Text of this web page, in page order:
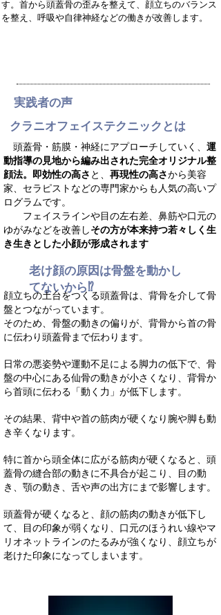
す。首から頭蓋骨の歪みを整えて、顔立ちのバランス
を整え、呼吸や自律神経などの働きが改善します。
​実践者の声
クラニオフェイステクニックとは
頭蓋骨・筋膜・神経にアプローチしていく、 運
動指導の見地から編み出された完全オリジナル整
顔法。 即効性の高さ と、 再現性の高さから美容
家、セラピストなどの専門家からも人気の高いプ
ログラムです。
フェイスラインや目の左右差、鼻筋や口元の
ゆがみなどを改善しその方が本来持つ若々しく生
き生きとした小顔が形成されます
老け顔の原因は骨盤を動かし
てないから⁉
顔立ちの土台をつくる頭蓋骨は、背骨を介して骨
盤とつながっています。
そのため、骨盤の動きの偏りが、背骨から首の骨
に伝わり頭蓋骨まで伝わります。
日常の悪姿勢や運動不足による脚力の低下で、骨
盤の中心にある仙骨の動きが小さくなり、背骨か
ら首頭に伝わる「動く力」が低下します。
その結果、背中や首の筋肉が硬くなり腕や脚も動
き辛くなります。
特に首から頭全体に広がる筋肉が硬くなると、頭
蓋骨の縫合部の動きに不具合が起こり、目の動
き、顎の動き、舌や声の出方にまで影響します。
頭蓋骨が硬くなると、顔の筋肉の動きが低下し
て、目の印象が弱くなり、口元のほうれい線やマ
リオネットラインのたるみが強くなり、顔立ちが
老けた印象になってしまいます。